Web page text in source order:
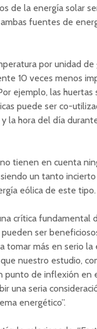
de la energía solar
fuentes de
por unidad
10 veces menos
ejemplo, las
puede ser co-
la hora del día
tienen en cuenta
un tanto
eólica de este tipo.
crítica fundamental
ser
tomar más en serio la
nuestro estudio,
punto de inflexión en
una seria
energético”.